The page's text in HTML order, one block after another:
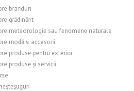
branduri
grădinărit
meteorologie sau fenomene naturale
modă și accesorii
produse pentru exterior
produse și servicii